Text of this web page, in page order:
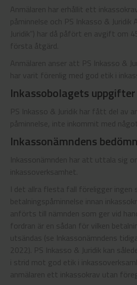
Anmälaren har erhållit ett
påminnelse och PS Inkasso & Juridik
Juridik”) har då påfört en avgift om
första åtgärd.
Anmälaren anser att PS Inkasso &
har varit förenlig med god etik i
Inkassobolagets uppgifter
PS Inkasso & Juridik har fått del av
påminnelse, inte inkommit med
Inkassonämndens
Inkassonämnden har att uttala sig
inkassoverksamhet.
I det allra flesta fall föreligger ingen
betalningspåminnelse innan
anförts till nämnden som ger vid
fordran är en sådan för vilken
utsändas (se Inkassonämndens
2022). PS Inkasso & Juridik kan
i strid mot god etik i
anmälaren ett inkassokrav utan